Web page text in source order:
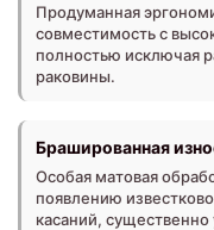
Продуманная
совместимость с
полностью исключая
раковины.
Брашированная
Особая матовая
появлению
касаний,